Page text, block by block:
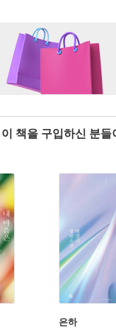
이 책을 구입하신 분
은하